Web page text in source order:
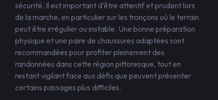
sécurité. Il est important d’être attentif et prudent lors
de la marche, en particulier sur les tronçons où le terrain
peut être irrégulier ou instable. Une bonne préparation
physique et une paire de chaussures adaptées sont
recommandées pour profiter pleinement des
randonnées dans cette région pittoresque, tout en
restant vigilant face aux défis que peuvent présenter
certains passages plus difficiles.